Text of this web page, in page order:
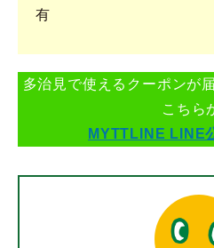
有
多治見で使えるクーポンが
こちら
MYTTLINE LINE